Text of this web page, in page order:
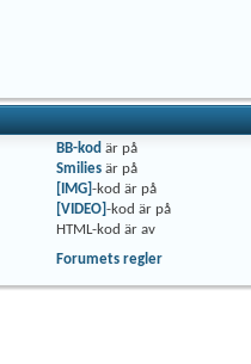
BB-kod är på
Smilies är på
[IMG] -kod är på
[VIDEO] -kod är på
HTML-kod är av
Forumets regler